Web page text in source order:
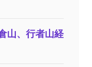
山、行者山経